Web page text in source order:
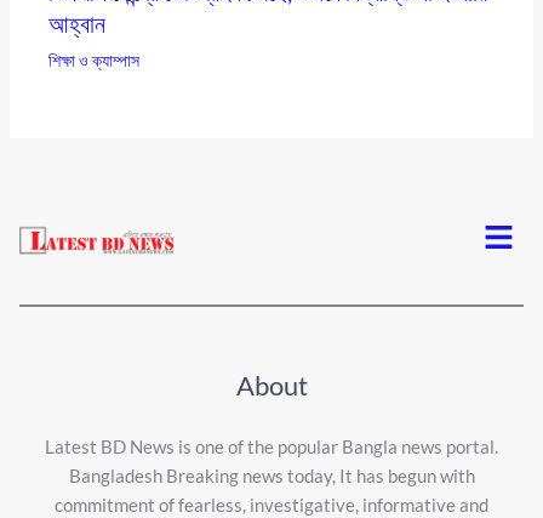
আহ্বান
শিক্ষা ও ক্যাম্পাস
Menu
About
Latest BD News is one of the popular Bangla news portal.
Bangladesh Breaking news today, It has begun with
commitment of fearless, investigative, informative and